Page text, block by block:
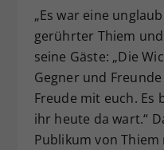
„Es war eine
gerührter Thiem
seine Gäste: „Die
Gegner und
Freude mit euch. Es
ihr heute da wart.“
Publikum von